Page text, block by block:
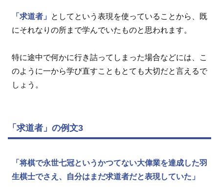
「求道者」
としてという表現を使っていることから、既
にそれなりの所まで学んでいたものと思われます。
特に途中で何かに行き詰ってしまった場合などには、こ
のように一から学び直すこともとても大切だと言えるで
しょう。
「求道者」の例文3
「将棋で永世七冠というかつてない大偉業を達成した羽
生棋士でさえ、自分はまだ求道者だと表現していた」